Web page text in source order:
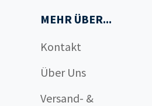
MEHR ÜBER...
Kontakt
Über Uns
Versand- &